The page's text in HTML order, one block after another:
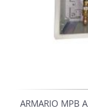
ARMARIO MPB